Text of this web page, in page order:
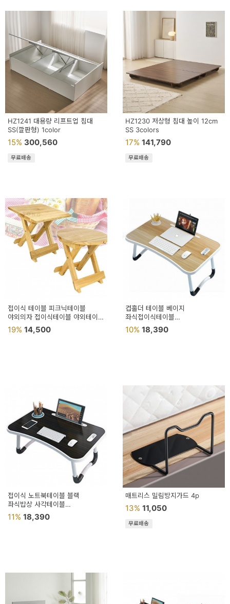
HZ1241 대용량 리프트업 침대
SS(깔판형) 1color
15% 300,560
무료배송
HZ1230 저상형 침대 높이 12cm
SS 3colors
17% 141,790
무료배송
접이식 테이블 피크닉테이블
야외의자 접이식테이블 야외테이블
야외용테이블
19% 14,500
컵홀더 테이블 베이지
좌식접이식테이블
접이식좌식테이블
접이식침대테이블 사각테이블
10% 18,390
접이식 노트북테이블 블랙
좌식밥상 사각테이블
접이식침대테이블 침대테이블
접이식좌식테이블
11% 18,390
매트리스 밀림방지가드 4p
13% 11,050
무료배송